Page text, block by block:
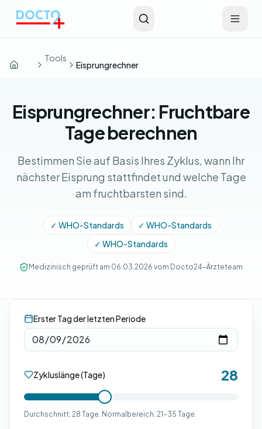
Startseite
Tools
Eisprungrechner
Eisprungrechner: Fruchtbare
Tage berechnen
Bestimmen Sie auf Basis Ihres Zyklus, wann Ihr
nächster Eisprung stattfindet und welche Tage
am fruchtbarsten sind.
✓ WHO-Standards
✓ WHO-Standards
✓ WHO-Standards
Medizinisch geprüft am 06.03.2026 vom Docto24-Ärzteteam
Erster Tag der letzten Periode
Zykluslänge (Tage) 28
Durchschnitt: 28 Tage. Normalbereich: 21-35 Tage.